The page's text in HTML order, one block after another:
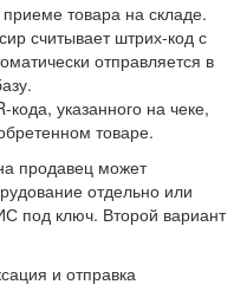
товара на складе.
считывает штрих-код с
отправляется в
указанного на чеке,
товаре.
продавец может
отдельно или
под ключ. Второй вариант
и отправка